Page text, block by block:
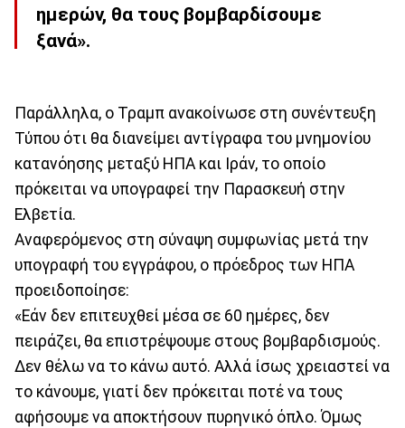
ημερών, θα τους βομβαρδίσουμε
ξανά».
Παράλληλα, ο Τραμπ ανακοίνωσε στη συνέντευξη
Τύπου ότι θα διανείμει αντίγραφα του μνημονίου
κατανόησης μεταξύ ΗΠΑ και Ιράν, το οποίο
πρόκειται να υπογραφεί την Παρασκευή στην
Ελβετία.
Αναφερόμενος στη σύναψη συμφωνίας μετά την
υπογραφή του εγγράφου, ο πρόεδρος των ΗΠΑ
προειδοποίησε:
«Εάν δεν επιτευχθεί μέσα σε 60 ημέρες, δεν
πειράζει, θα επιστρέψουμε στους βομβαρδισμούς.
Δεν θέλω να το κάνω αυτό. Αλλά ίσως χρειαστεί να
το κάνουμε, γιατί δεν πρόκειται ποτέ να τους
αφήσουμε να αποκτήσουν πυρηνικό όπλο. Όμως